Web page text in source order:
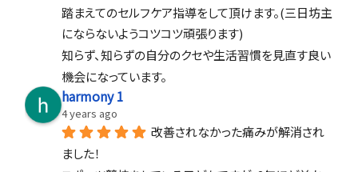
踏まえてのセルフケア指導をして頂けます。(三日坊主
にならないようコツコツ頑張ります)
知らず、知らずの自分のクセや生活習慣を見直す良い
機会になっています。
harmony 1
4 years ago
改善されなかった痛みが解消され
ました！